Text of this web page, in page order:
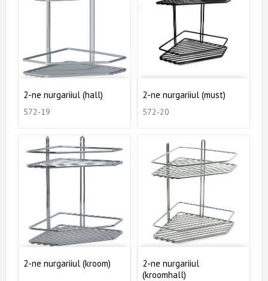
2-ne nurgariiul (hall)
572-19
2-ne nurgariiul (must)
572-20
2-ne nurgariiul (kroom)
2-ne nurgariiul
(kroomhall)